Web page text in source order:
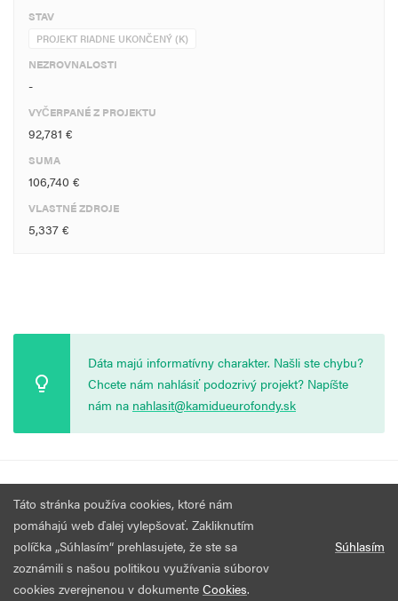
STAV
PROJEKT RIADNE UKONČENÝ (K)
NEZROVNALOSTI
-
VYČERPANÉ Z PROJEKTU
92,781 €
SUMA
106,740 €
VLASTNÉ ZDROJE
5,337 €
Dáta majú informatívny charakter. Našli ste chybu?
Chcete nám nahlásiť podozrivý projekt? Napíšte
nám na nahlasit@kamidueurofondy.sk
Všetky práva vyhradené.
Táto stránka používa cookies, ktoré nám
pomáhajú web ďalej vylepšovať. Zakliknutím
políčka „Súhlasím“ prehlasujete, že ste sa
zoznámili s našou politikou využívania súborov
cookies zverejnenou v dokumente Cookies.
Súhlasím